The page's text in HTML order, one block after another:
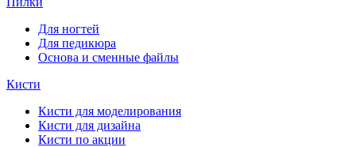
Для ногтей
Для педикюра
Основа и сменные файлы
Кисти
Кисти для моделирования
Кисти для дизайна
Кисти по акции